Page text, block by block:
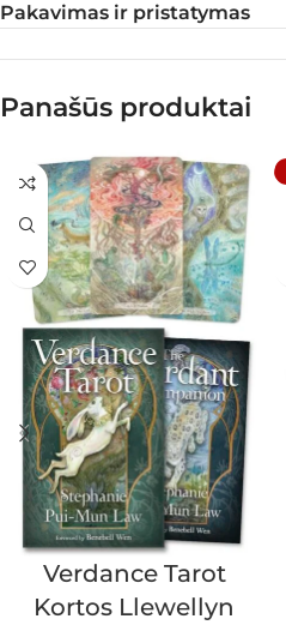
Pakavimas ir pristatymas
Panašūs produktai
Verdance Tarot
Kortos Llewellyn